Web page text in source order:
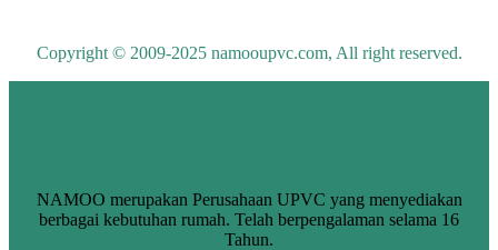
Copyright © 2009-2025 namooupvc.com, All right reserved.
NAMOO merupakan Perusahaan UPVC yang menyediakan
berbagai kebutuhan rumah. Telah berpengalaman selama 16
Tahun.